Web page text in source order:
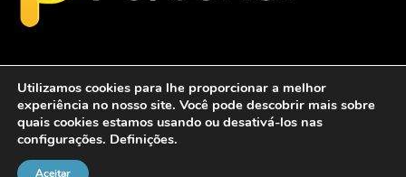
2026 - Personalcob - CNPJ: 12.837.042/0001-60- Todos direitos
Utilizamos cookies para lhe proporcionar a melhor
experiência no nosso site. Você pode descobrir mais sobre
quais cookies estamos usando ou desativá-los nas
configurações. Definições.
Aceitar